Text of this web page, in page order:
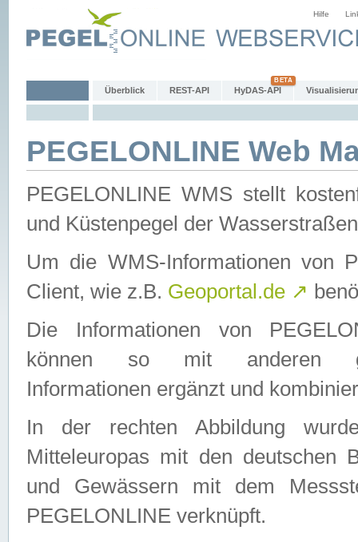
Hilfe
Überblick REST-API HyDAS-API
PEGELONLINE Web
PEGELONLINE WMS stellt
und Küstenpegel der
Um die WMS-Informationen von
Client, wie z.B. Geoportal.de ↗
Die Informationen von
können so mit anderen
Informationen ergänzt und
In der rechten Abbildung
Mitteleuropas mit den deutschen
und Gewässern mit dem
PEGELONLINE verknüpft.